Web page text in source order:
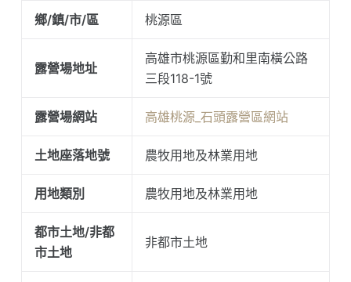
鄉/鎮/市/區 桃源區
露營場地址
高雄市桃源區勤和里南橫公路
三段118-1號
露營場網站 高雄桃源_石頭露營區網站
土地座落地號 農牧用地及林業用地
用地類別 農牧用地及林業用地
都市土地/非都
市土地
非都市土地